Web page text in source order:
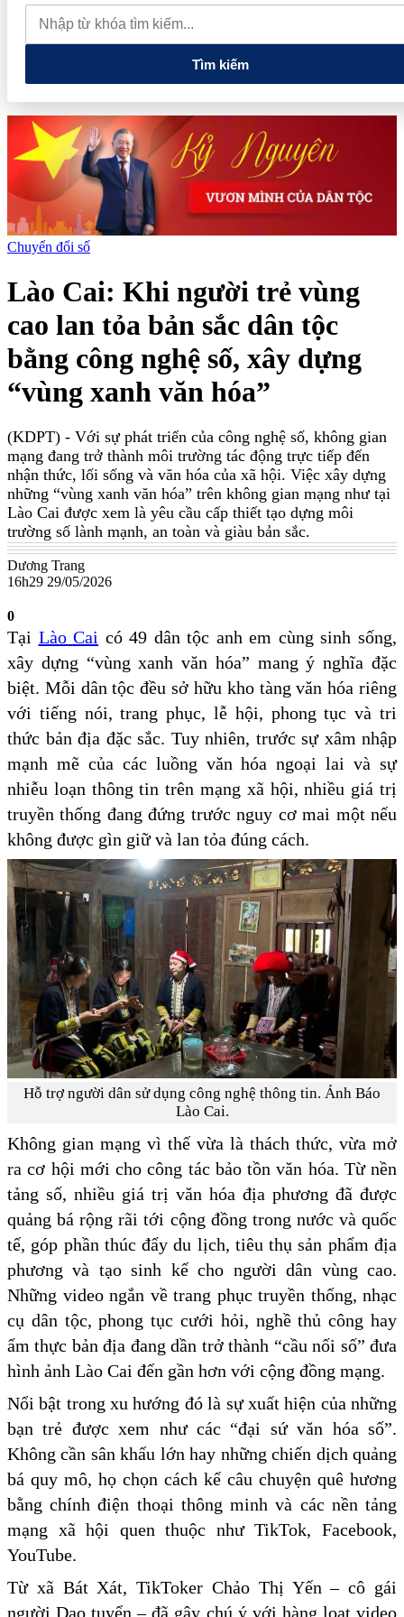
lao dốc mất mốc 100.000 đồng/kg
Chính phủ kiến tạo hệ sinh
thái phát triển, nâng tầm kinh tế tư nhân
Tìm kiếm
Chuyển đổi số
Lào Cai: Khi người trẻ vùng
cao lan tỏa bản sắc dân tộc
bằng công nghệ số, xây dựng
“vùng xanh văn hóa”
(KDPT) - Với sự phát triển của công nghệ số, không gian
mạng đang trở thành môi trường tác động trực tiếp đến
nhận thức, lối sống và văn hóa của xã hội. Việc xây dựng
những “vùng xanh văn hóa” trên không gian mạng như tại
Lào Cai được xem là yêu cầu cấp thiết tạo dựng môi
trường số lành mạnh, an toàn và giàu bản sắc.
Dương Trang
16h29 29/05/2026
0
Tại Lào Cai có 49 dân tộc anh em cùng sinh sống,
xây dựng “vùng xanh văn hóa” mang ý nghĩa đặc
biệt. Mỗi dân tộc đều sở hữu kho tàng văn hóa riêng
với tiếng nói, trang phục, lễ hội, phong tục và tri
thức bản địa đặc sắc. Tuy nhiên, trước sự xâm nhập
mạnh mẽ của các luồng văn hóa ngoại lai và sự
nhiễu loạn thông tin trên mạng xã hội, nhiều giá trị
truyền thống đang đứng trước nguy cơ mai một nếu
không được gìn giữ và lan tỏa đúng cách.
Hỗ trợ người dân sử dụng công nghệ thông tin. Ảnh Báo
Lào Cai.
Không gian mạng vì thế vừa là thách thức, vừa mở
ra cơ hội mới cho công tác bảo tồn văn hóa. Từ nền
tảng số, nhiều giá trị văn hóa địa phương đã được
quảng bá rộng rãi tới cộng đồng trong nước và quốc
tế, góp phần thúc đẩy du lịch, tiêu thụ sản phẩm địa
phương và tạo sinh kế cho người dân vùng cao.
Những video ngắn về trang phục truyền thống, nhạc
cụ dân tộc, phong tục cưới hỏi, nghề thủ công hay
ẩm thực bản địa đang dần trở thành “cầu nối số” đưa
hình ảnh Lào Cai đến gần hơn với cộng đồng mạng.
Nổi bật trong xu hướng đó là sự xuất hiện của những
bạn trẻ được xem như các “đại sứ văn hóa số”.
Không cần sân khấu lớn hay những chiến dịch quảng
bá quy mô, họ chọn cách kể câu chuyện quê hương
bằng chính điện thoại thông minh và các nền tảng
mạng xã hội quen thuộc như TikTok, Facebook,
YouTube.
Từ xã Bát Xát, TikToker Chảo Thị Yến – cô gái
người Dao tuyển – đã gây chú ý với hàng loạt video